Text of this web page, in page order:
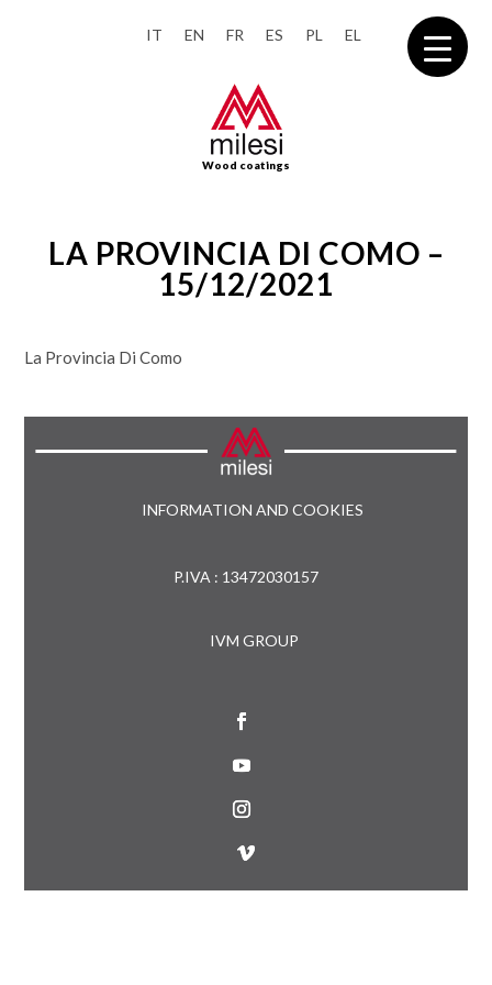
IT EN FR ES PL EL
Wood coatings
LA PROVINCIA DI COMO –
15/12/2021
La Provincia Di Como
INFORMATION AND COOKIES
P.IVA : 13472030157
IVM GROUP